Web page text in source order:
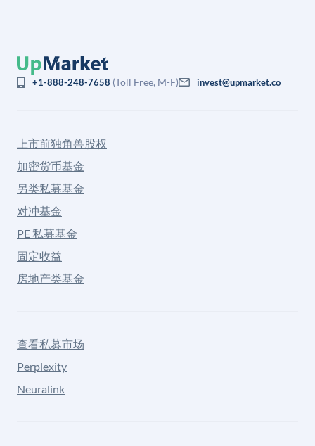
+1-888-248-7658 (Toll Free, M-F) invest@upmarket.co
上市前独角兽股权
加密货币基金
另类私募基金
对冲基金
PE 私募基金
固定收益
房地产类基金
查看私募市场
Perplexity
Neuralink